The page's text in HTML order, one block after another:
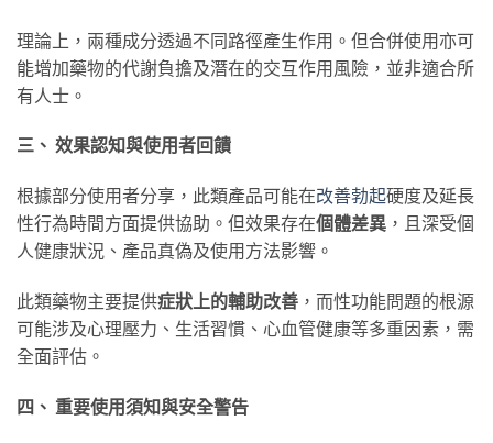
理論上，兩種成分透過不同路徑產生作用。但合併使用亦可
能增加藥物的代謝負擔及潛在的交互作用風險，並非適合所
有人士。
三、 效果認知與使用者回饋
根據部分使用者分享，此類產品可能在改善勃起硬度及延長
性行為時間方面提供協助。但效果存在個體差異 ，且深受個
人健康狀況、產品真偽及使用方法影響。
此類藥物主要提供症狀上的輔助改善 ，而性功能問題的根源
可能涉及心理壓力、生活習慣、心血管健康等多重因素，需
全面評估。
四、 重要使用須知與安全警告